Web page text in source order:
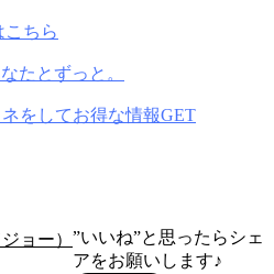
ちら
たとずっと。
をしてお得な情報GET
ョー） ”いいね”と思ったらシェ
アをお願いします♪